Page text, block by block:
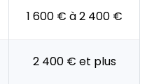
1 600 € à 2 400 €
2 400 € et plus